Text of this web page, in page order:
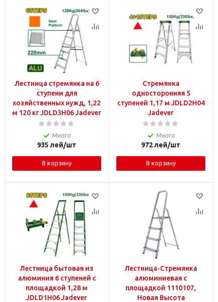
Лестница стремянка на 6
ступени для
хозяйственных нужд, 1,22
м 120 кг JDLD3H06 Jadever
Много
935 лей/шт
В корзину
Стремянка
односторонняя 5
ступеней 1,17 м JDLD2H04
Jadever
Много
972лей/шт
В корзину
Лестница бытовая из
алюминия 6 ступеней с
площадкой 1,28 м
JDLD1H06 Jadever
Лестница-Стремянка
алюминиевая с
площадкой 1110107,
Новая Высота